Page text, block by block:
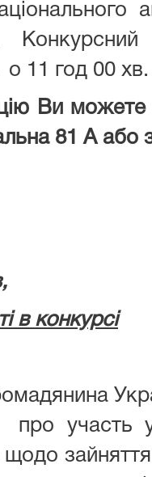
Конкурсний
11 год 00 хв.
Ви
81 А або
в конкурсі
участь у
щодо